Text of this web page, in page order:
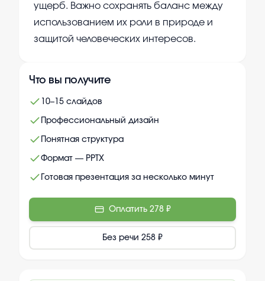
ущерб. Важно сохранять баланс между
использованием их роли в природе и
защитой человеческих интересов.
Что вы получите
10–15 слайдов
Профессиональный дизайн
Понятная структура
Формат — PPTX
Готовая презентация за несколько минут
Оплатить 278 ₽
Без речи 258 ₽